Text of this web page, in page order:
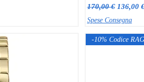
Prezzo regolare
170,00 € Prezzo
136,00
Spese Consegna
-10% Codice